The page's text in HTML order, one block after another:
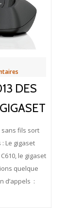
DES
fils sort
Le gigaset
le gigaset
quelque
d’appels :